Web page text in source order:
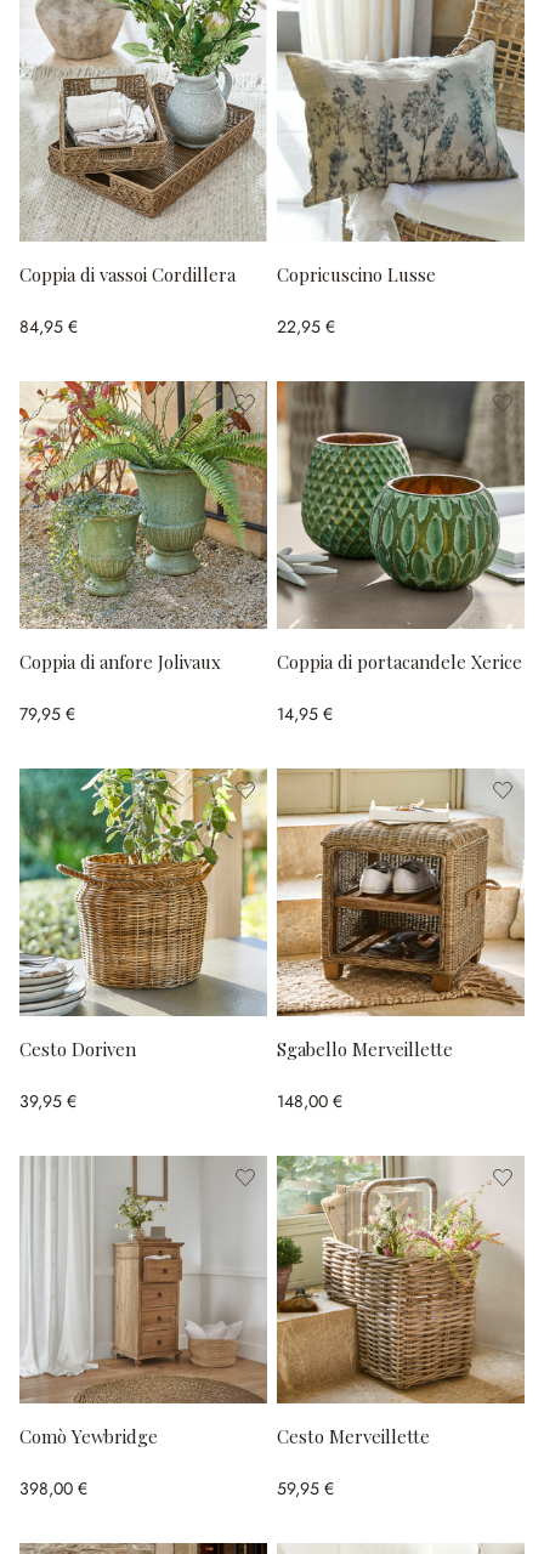
Coppia di vassoi Cordillera
84,95 €
Copricuscino Lusse
22,95 €
Coppia di anfore Jolivaux
79,95 €
Coppia di portacandele Xerice
14,95 €
Cesto Doriven
39,95 €
Sgabello Merveillette
148,00 €
Comò Yewbridge
398,00 €
Cesto Merveillette
59,95 €